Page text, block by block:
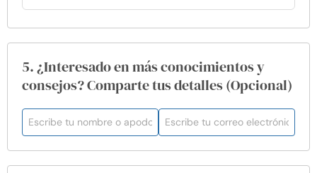
5. ¿Interesado en más conocimientos y
consejos? Comparte tus detalles (Opcional)